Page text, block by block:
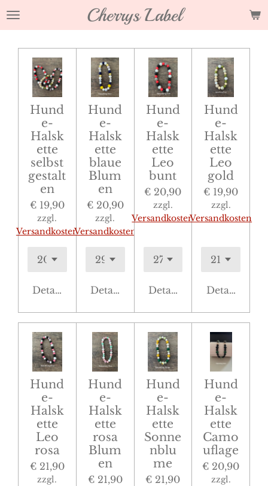
Zum
Cherrys Label
Hund
e-
Halsk
ette
selbst
gestalt
en
€ 19,90
zzgl.
Versandkosten
Details anzeigen
Hund
e-
Halsk
ette
blaue
Blum
en
€ 20,90
zzgl.
Versandkosten
Details anzeigen
Hund
e-
Halsk
ette
Leo
bunt
€ 20,90
zzgl.
Versandkosten
Details anzeigen
Hund
e-
Halsk
ette
Leo
gold
€ 19,90
zzgl.
Versandkosten
Details
Hund
e-
Halsk
ette
Leo
rosa
€ 21,90
zzgl.
Hund
e-
Halsk
ette
rosa
Blum
en
€ 21,90
Hund
e-
Halsk
ette
Sonne
nblu
me
€ 21,90
Hund
e-
Halsk
ette
Camo
uflage
€ 20,90
zzgl.